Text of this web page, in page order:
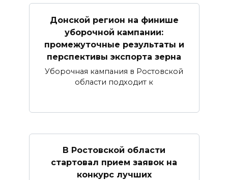
Донской регион на финише
уборочной кампании:
промежуточные результаты и
перспективы экспорта зерна
Уборочная кампания в Ростовской
области подходит к
В Ростовской области
стартовал прием заявок на
конкурс лучших